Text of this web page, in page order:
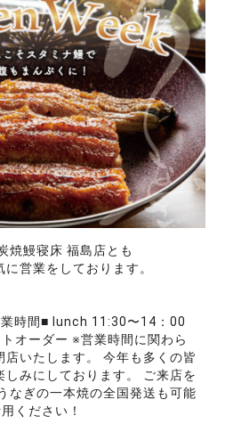
焼鰻寝床 福島店とも
営業をしております。
時間■ lunch 11:30〜14：00
オーダー ※営業時間に関わら
いたします。 今年も多くの皆
みにしております。 ご来店を
なぎの一本焼の全国発送も可能
ください！